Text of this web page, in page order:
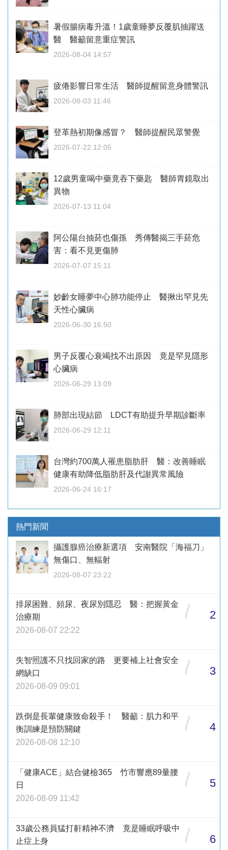
暑假腸病毒升溫！1歲童睡夢反覆肌抽躍送
醫 醫籲留意重症警訊
2026-08-04 14:57
疲倦影響日常生活 醫師提醒留意身體警訊
2026-08-03 11:46
登革熱初期像感冒？ 醫師提醒民眾警覺
2026-07-22 12:05
12歲男童喝中藥竟吞下藥匙 醫師胃鏡取出
異物
2026-07-13 11:04
阿公陽台抽菸也傷孫 秀傳醫揭三手菸危
害：看不見更傷肺
2026-07-07 15:11
妙齡女睡夢中心肺功能停止 醫揪出罕見先
天性心臟病
2026-06-30 16:50
男子反覆心衰竭找不出原因 竟是罕見隱形
心臟病
2026-06-29 13:09
肺部出現結節 LDCT有助提升早期診斷率
2026-06-29 12:11
台灣約700萬人罹患脂肪肝 醫：改善睡眠
健康有助降低脂肪肝及代謝異常風險
2026-06-24 16:17
熱門新聞
攝護腺癌治療新選項 安南醫院「海福刀」
無傷口、無輻射
2026-08-07 23:22
排尿困難、頻尿、夜尿別隱忍 醫：把握黃金
治療期
2026-08-07 22:22
/ 2
失智照護不只找回家的路 更要補上社會安全
網缺口
2026-08-09 09:01
/ 3
跌倒是長輩健康致命殺手！ 醫籲：肌力和平
衡訓練是預防關鍵
2026-08-08 12:10
/ 4
「健康ACE」結合健檢365 竹市響應89量腰
日
2026-08-09 11:42
/ 5
33歲公務員猛打鼾精神不濟 竟是睡眠呼吸中
止症上身
/ 6